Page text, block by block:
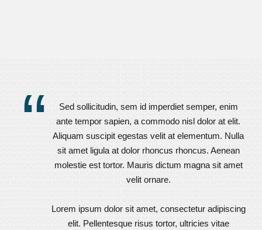
“
Sed sollicitudin, sem id imperdiet semper, enim
ante tempor sapien, a commodo nisl dolor at elit.
Aliquam suscipit egestas velit at elementum. Nulla
sit amet ligula at dolor rhoncus rhoncus. Aenean
molestie est tortor. Mauris dictum magna sit amet
velit ornare.
Lorem ipsum dolor sit amet, consectetur adipiscing
elit. Pellentesque risus tortor, ultricies vitae